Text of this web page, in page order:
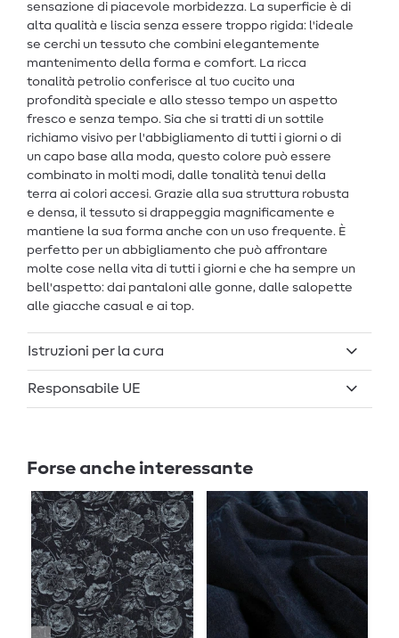
sensazione di piacevole morbidezza. La superficie è di
alta qualità e liscia senza essere troppo rigida: l'ideale
se cerchi un tessuto che combini elegantemente
mantenimento della forma e comfort. La ricca
tonalità petrolio conferisce al tuo cucito una
profondità speciale e allo stesso tempo un aspetto
fresco e senza tempo. Sia che si tratti di un sottile
richiamo visivo per l'abbigliamento di tutti i giorni o di
un capo base alla moda, questo colore può essere
combinato in molti modi, dalle tonalità tenui della
terra ai colori accesi. Grazie alla sua struttura robusta
e densa, il tessuto si drappeggia magnificamente e
mantiene la sua forma anche con un uso frequente. È
perfetto per un abbigliamento che può affrontare
molte cose nella vita di tutti i giorni e che ha sempre un
bell'aspetto: dai pantaloni alle gonne, dalle salopette
alle giacche casual e ai top.
Istruzioni per la cura
Responsabile UE
Forse anche interessante